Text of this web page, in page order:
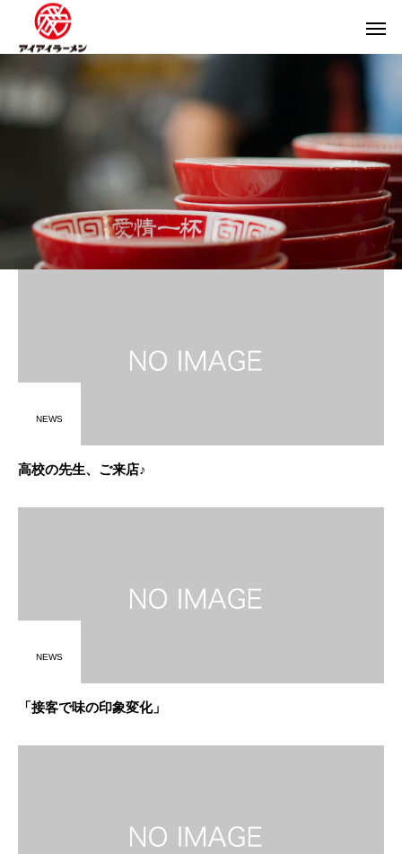
NEWS
高校の先生、ご来店♪
NEWS
「接客で味の印象変化」